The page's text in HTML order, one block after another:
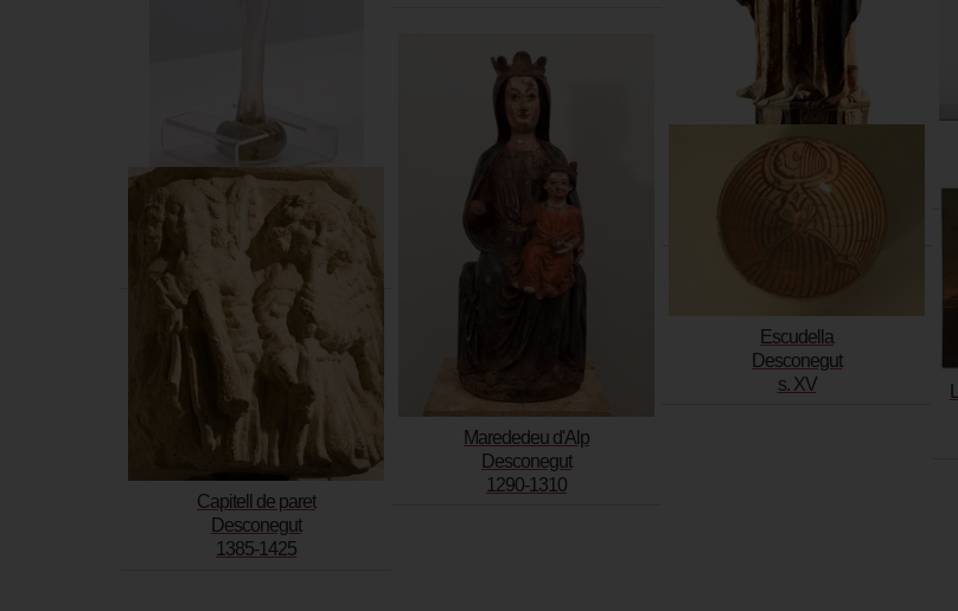
Mare de Déu de Besalú
Almorratxa
Desconegut
s. XVIII
Marededeu d'Alp
Desconegut
1290-1310
Escudella
Desconegut
s. XV
Capitell de paret
Desconegut
1385-1425